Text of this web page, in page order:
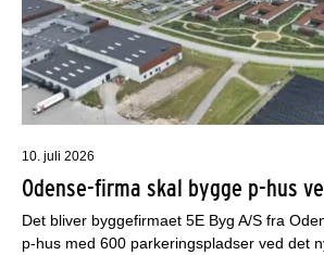
10. juli 2026
Odense-firma skal bygge p-hus
Det bliver byggefirmaet 5E Byg A/S fra
p-hus med 600 parkeringspladser ved det